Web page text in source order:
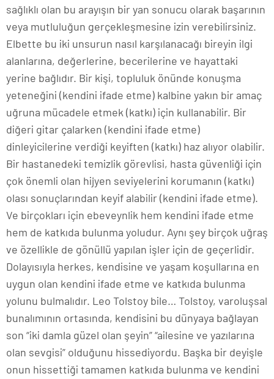
sağlıklı olan bu arayışın bir yan sonucu olarak başarının
veya mutluluğun gerçekleşmesine izin verebilirsiniz.
Elbette bu iki unsurun nasıl karşılanacağı bireyin ilgi
alanlarına, değerlerine, becerilerine ve hayattaki
yerine bağlıdır. Bir kişi, topluluk önünde konuşma
yeteneğini (kendini ifade etme) kalbine yakın bir amaç
uğruna mücadele etmek (katkı) için kullanabilir. Bir
diğeri gitar çalarken (kendini ifade etme)
dinleyicilerine verdiği keyiften (katkı) haz alıyor olabilir.
Bir hastanedeki temizlik görevlisi, hasta güvenliği için
çok önemli olan hijyen seviyelerini korumanın (katkı)
olası sonuçlarından keyif alabilir (kendini ifade etme).
Ve birçokları için ebeveynlik hem kendini ifade etme
hem de katkıda bulunma yoludur. Aynı şey birçok uğraş
ve özellikle de gönüllü yapılan işler için de geçerlidir.
Dolayısıyla herkes, kendisine ve yaşam koşullarına en
uygun olan kendini ifade etme ve katkıda bulunma
yolunu bulmalıdır. Leo Tolstoy bile… Tolstoy, varoluşsal
bunalımının ortasında, kendisini bu dünyaya bağlayan
son “iki damla güzel olan şeyin” “ailesine ve yazılarına
olan sevgisi” olduğunu hissediyordu. Başka bir deyişle
onun hissettiği tamamen katkıda bulunma ve kendini